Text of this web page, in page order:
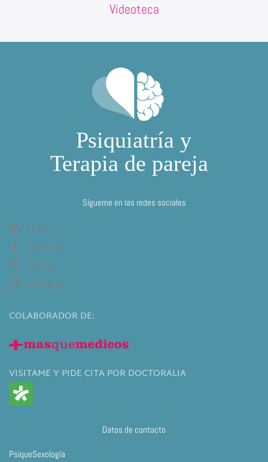
Videoteca
Sígueme en las redes sociales
Linkedin
Facebook
Twitter
Instagram
COLABORADOR DE:
VISITAME Y PIDE CITA POR DOCTORALIA
Datos de contacto
PsiqueSexología